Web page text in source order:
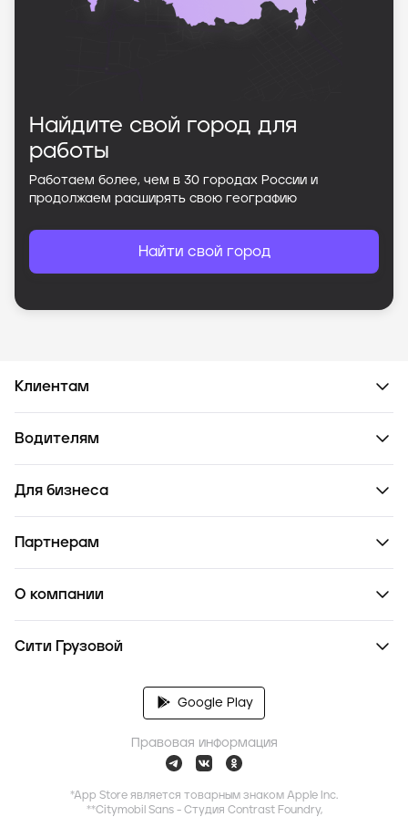
Найдите свой город для
работы
Работаем более, чем в 30 городах России и
продолжаем расширять свою географию
Найти свой город
Клиентам
Водителям
Для бизнеса
Партнерам
О компании
Сити Грузовой
Google Play
Правовая информация
*App Store является товарным знаком Apple Inc.
**Citymobil Sans - Студия Contrast Foundry,